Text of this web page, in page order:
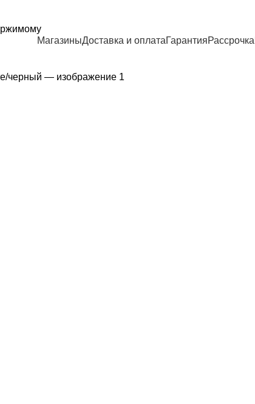
МагазиныДоставка и оплатаГарантияРассрочка